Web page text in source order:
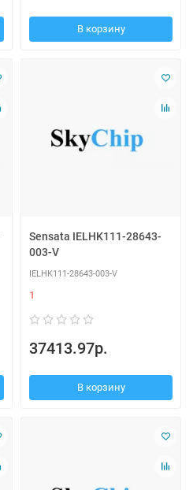
В корзину
Sensata IELHK111-28643-
003-V
IELHK111-28643-003-V
1
37413.97р.
В корзину